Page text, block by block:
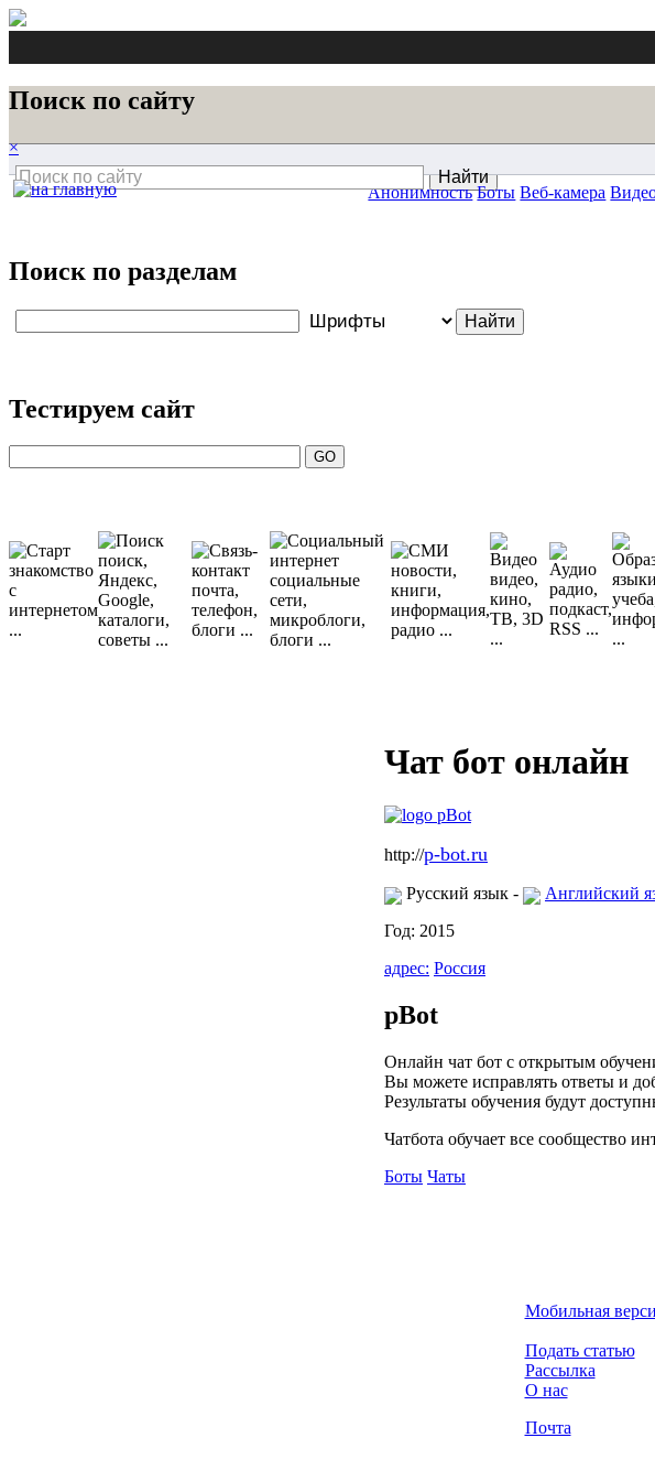
Поиск по сайту
×
Поиск по разделам
Тестируем сайт
Анонимность Боты Веб-камера
Чат бот онлайн
http://p-bot.ru
Русский язык -
Английский
Год: 2015
адрес: Россия
pBot
Онлайн чат бот с открытым
Вы можете исправлять ответы и
Результаты обучения будут
Чатбота обучает все сообщество
Боты Чаты
Мобильная
Подать статью
Рассылка
О нас
Почта